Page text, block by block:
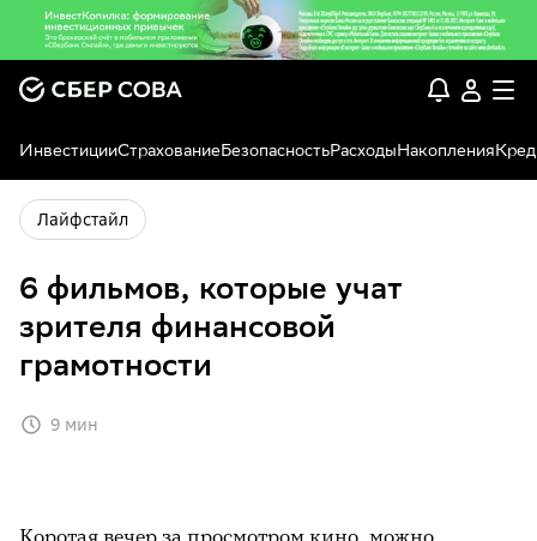
ИнвестицииСтрахованиеБезопасностьРасходыНакопления
Лайфстайл
6 фильмов, которые учат
зрителя финансовой
грамотности
9 мин
Коротая вечер за просмотром кино, можно